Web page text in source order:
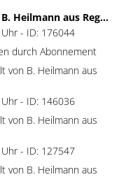
B. Heilmann aus Reg...
- ID: 176044
durch Abonnement
von B. Heilmann aus
- ID: 146036
von B. Heilmann aus
- ID: 127547
von B. Heilmann aus